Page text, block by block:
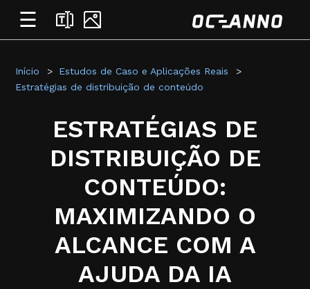
☰
Início
Estudos de Caso e Aplicações Reais
Estratégias de distribuição de conteúdo
ESTRATÉGIAS DE
DISTRIBUIÇÃO DE
CONTEÚDO:
MAXIMIZANDO O
ALCANCE COM A
AJUDA DA IA